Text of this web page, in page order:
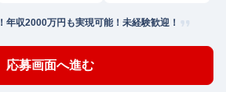
年収2000万円も実現可能！未経験歓迎！
応募画面へ進む